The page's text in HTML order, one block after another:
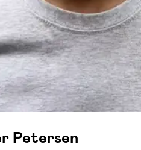
Petersen